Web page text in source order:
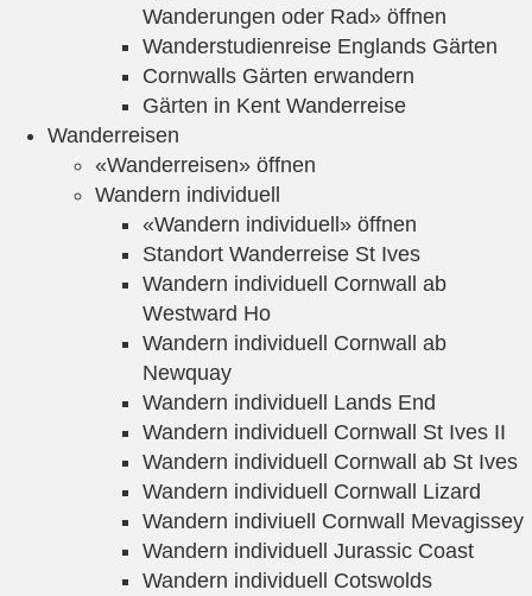
Wanderungen oder Rad» öffnen
Wanderstudienreise Englands Gärten
Cornwalls Gärten erwandern
Gärten in Kent Wanderreise
Wanderreisen
«Wanderreisen» öffnen
Wandern individuell
«Wandern individuell» öffnen
Standort Wanderreise St Ives
Wandern individuell Cornwall ab
Westward Ho
Wandern individuell Cornwall ab
Newquay
Wandern individuell Lands End
Wandern individuell Cornwall St Ives II
Wandern individuell Cornwall ab St Ives
Wandern individuell Cornwall Lizard
Wandern indiviuell Cornwall Mevagissey
Wandern individuell Jurassic Coast
Wandern individuell Cotswolds